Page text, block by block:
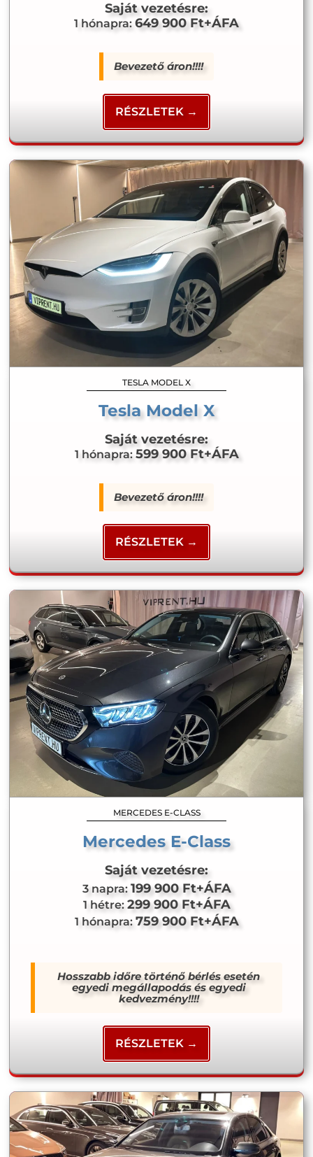
Saját vezetésre:
1 hónapra: 649 900 Ft+ÁFA
Bevezető áron!!!!
RÉSZLETEK →
TESLA MODEL X
Tesla Model X
Saját vezetésre:
1 hónapra: 599 900 Ft+ÁFA
Bevezető áron!!!!
RÉSZLETEK →
MERCEDES E-CLASS
Mercedes E-Class
Saját vezetésre:
3 napra: 199 900 Ft+ÁFA
1 hétre: 299 900 Ft+ÁFA
1 hónapra: 759 900 Ft+ÁFA
Hosszabb időre történő bérlés esetén
egyedi megállapodás és egyedi
kedvezmény!!!!
RÉSZLETEK →